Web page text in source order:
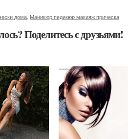
дома Маникюр педикюр макияж прическа
Поделитесь с друзьями!